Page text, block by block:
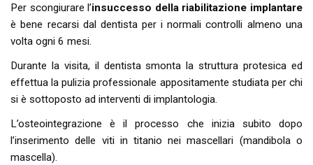
Per scongiurare l’insuccesso della riabilitazione implantare
è bene recarsi dal dentista per i normali controlli almeno una
volta ogni 6 mesi.
Durante la visita, il dentista smonta la struttura protesica ed
effettua la pulizia professionale appositamente studiata per chi
si è sottoposto ad interventi di implantologia.
L’osteointegrazione è il processo che inizia subito dopo
l’inserimento delle viti in titanio nei mascellari (mandibola o
mascella).